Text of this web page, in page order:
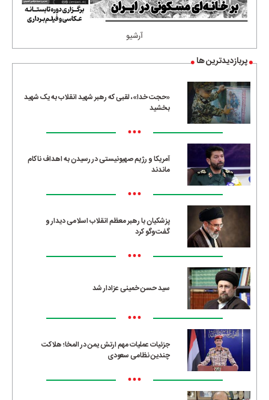
آرشیو
پربازدیدترین ها
«حجت خدا»، لقبی که رهبر شهید انقلاب به یک شهید
بخشید
•••
آمریکا و رژیم صهیونیستی در رسیدن به اهداف ناکام
ماندند
•••
پزشکیان با رهبر معظم انقلاب اسلامی دیدار و
گفت‌وگو کرد
•••
سید حسن خمینی عزادار شد
•••
جزئیات عملیات مهم ارتش یمن در المخا؛ هلاکت
چندین نظامی سعودی
•••